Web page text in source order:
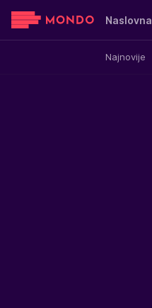
Naslovna
Najnovije
Sensa